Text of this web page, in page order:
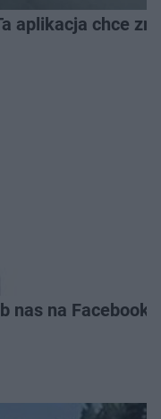
aplikacja chce
nas na